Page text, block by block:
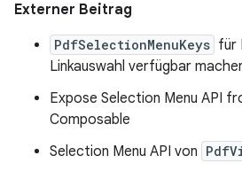
Externer Beitrag
PdfSelectionMenuKeys für
Linkauswahl verfügbar
Expose Selection Menu API
Composable
Selection Menu API von